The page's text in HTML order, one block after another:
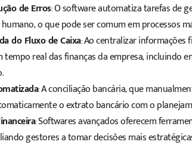
de Erros: Osoftwareautomatiza tarefas de
o que pode ser comum em processos
do Fluxo de Caixa: Ao centralizar informações
real das finanças da empresa, incluindo
: A conciliação bancária, que
o extrato bancário com o
:Softwaresavançados oferecem
gestores a tomar decisões mais